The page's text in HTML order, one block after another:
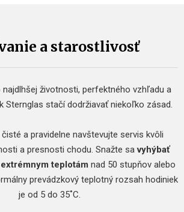
a starostlivosť
životnosti, perfektného vzhľadu a
Sternglas stačí dodržiavať niekoľko zásad.
a pravidelne navštevujte servis kvôli
a presnosti chodu. Snažte savyhýbať
teplotám nad 50 stupňov alebo
prevádzkový teplotný rozsah hodiniek
je od 5 do 35˚C.